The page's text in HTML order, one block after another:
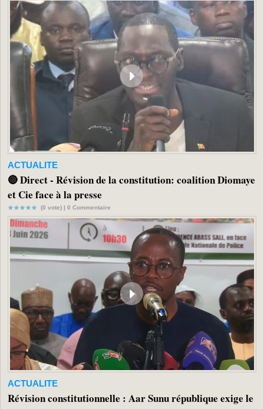
ACTUALITE
🔴 Direct - Révision de la constitution: coalition Diomaye
et Cie face à la presse
(0 vote) | 0 Commentaire
ACTUALITE
Révision constitutionnelle : Aar Sunu république exige le